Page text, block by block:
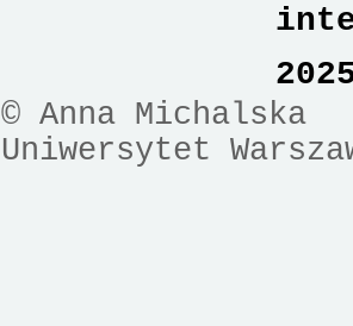
© Anna Michalska
Uniwersytet